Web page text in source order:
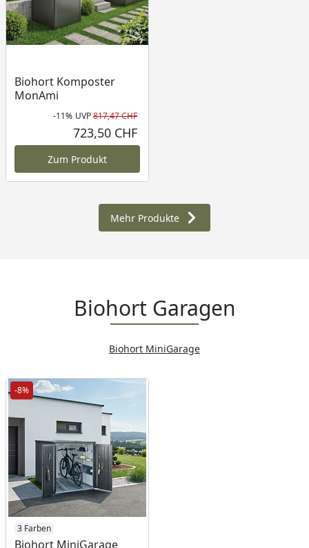
Biohort Komposter
MonAmi
Rabatt in Prozent
-11%
Ursprünglicher Preis
UVP817,47 CHF
723,50 CHF
Zum Produkt
Mehr Produkte
Biohort Garagen
Biohort MiniGarage
-8%
3 Farben
Biohort MiniGarage